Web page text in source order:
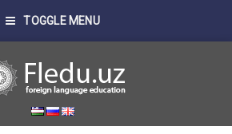
TOGGLE MENU